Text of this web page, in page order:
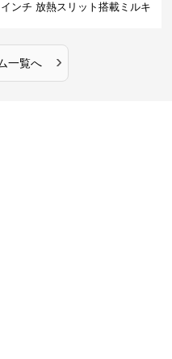
インチ 放熱スリット搭載ミルキ
一覧へ ›